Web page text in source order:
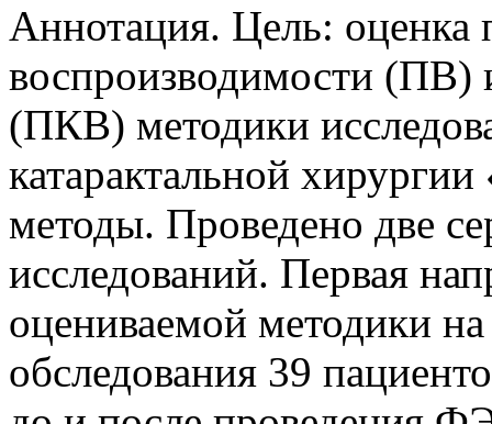
Аннотация. Цель: оценка
воспроизводимости (ПВ)
(ПКВ) методики
катарактальной
методы. Проведено две
исследований. Первая
оцениваемой методики
обследования 39